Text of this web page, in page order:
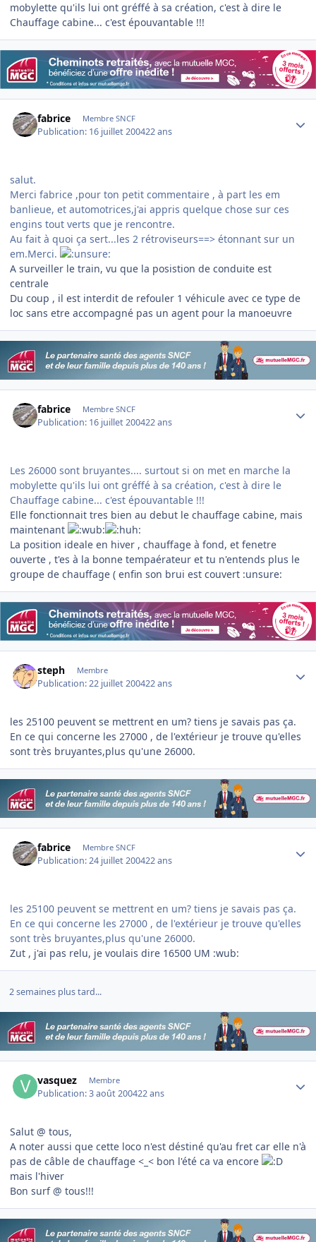
mobylette qu'ils lui ont gréffé à sa création, c'est à dire le
Chauffage cabine... c'est épouvantable !!!
fabrice Membre SNCF
Publication: 16 juillet 200422 ans
salut.
Merci fabrice ,pour ton petit commentaire , à part les em
banlieue, et automotrices,j'ai appris quelque chose sur ces
engins tout verts que je rencontre.
Au fait à quoi ça sert...les 2 rétroviseurs==> étonnant sur un
em.Merci.
A surveiller le train, vu que la posistion de conduite est
centrale
Du coup , il est interdit de refouler 1 véhicule avec ce type de
loc sans etre accompagné pas un agent pour la manoeuvre
fabrice Membre SNCF
Publication: 16 juillet 200422 ans
Les 26000 sont bruyantes.... surtout si on met en marche la
mobylette qu'ils lui ont gréffé à sa création, c'est à dire le
Chauffage cabine... c'est épouvantable !!!
Elle fonctionnait tres bien au debut le chauffage cabine, mais
maintenant
La position ideale en hiver , chauffage à fond, et fenetre
ouverte , t'es à la bonne tempaérateur et tu n'entends plus le
groupe de chauffage ( enfin son brui est couvert :unsure:
steph Membre
Publication:22 juillet 200422 ans
les 25100 peuvent se mettrent en um? tiens je savais pas ça.
En ce qui concerne les 27000 , de l'extérieur je trouve qu'elles
sont très bruyantes,plus qu'une 26000.
fabrice Membre SNCF
Publication:24 juillet 200422 ans
les 25100 peuvent se mettrent en um? tiens je savais pas ça.
En ce qui concerne les 27000 , de l'extérieur je trouve qu'elles
sont très bruyantes,plus qu'une 26000.
Zut , j'ai pas relu, je voulais dire 16500 UM :wub:
2 semaines plus tard...
vasquez Membre
Publication:3 août 200422 ans
Salut @ tous,
A noter aussi que cette loco n'est déstiné qu'au fret car elle n'à
pas de câble de chauffage <_< bon l'été ca va encore
mais l'hiver
Bon surf @ tous!!!